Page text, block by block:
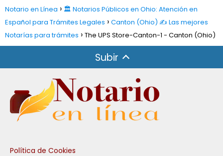
Notario en Línea
🏛️ Notarios Públicos en Ohio: Atención en
Español para Trámites Legales
Canton (Ohio) ✍️ Las mejores
Notarías para trámites
The UPS Store-Canton-1 - Canton (Ohio)
Subir
Política de Cookies